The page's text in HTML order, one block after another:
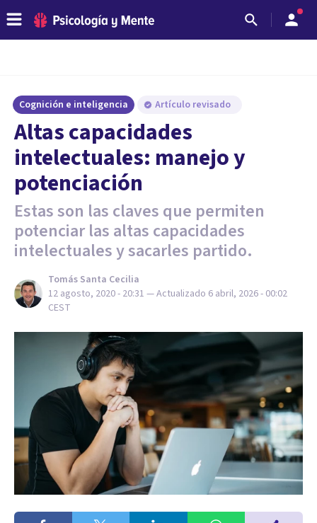
Cognición e inteligencia Artículo revisado
Altas capacidades
intelectuales: manejo y
potenciación
Estas son las claves que permiten
potenciar las altas capacidades
intelectuales y sacarles partido.
Tomás Santa Cecilia
12 agosto, 2020 - 20:31 — Actualizado 6 abril, 2026 - 00:02
CEST